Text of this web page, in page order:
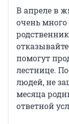
В апреле в
очень
помогут
лестнице.
людей, не
месяца
ответной